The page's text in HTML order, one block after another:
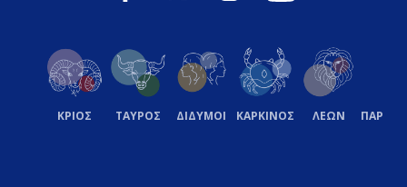
ΚΡΙΟΣ ΤΑΥΡΟΣ ΔΙΔΥΜΟΙ ΚΑΡΚΙΝΟΣ ΛΕΩΝ